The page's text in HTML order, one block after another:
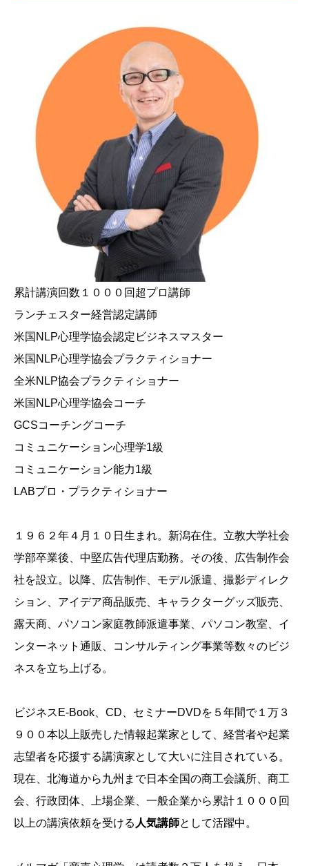
累計講演回数１０００回超プロ講師
ランチェスター経営認定講師
米国NLP心理学協会認定ビジネスマスター
米国NLP心理学協会プラクティショナー
全米NLP協会プラクティショナー
米国NLP心理学協会コーチ
GCSコーチングコーチ
コミュニケーション心理学1級
コミュニケーション能力1級
LABプロ・プラクティショナー
１９６２年４月１０日生まれ。新潟在住。立教大学社会
学部卒業後、中堅広告代理店勤務。その後、広告制作会
社を設立。以降、広告制作、モデル派遣、撮影ディレク
ション、アイデア商品販売、キャラクターグッズ販売、
露天商、パソコン家庭教師派遣事業、パソコン教室、イ
ンターネット通販、コンサルティング事業等数々のビジ
ネスを立ち上げる。
ビジネスE-Book、CD、セミナーDVDを５年間で１万３
９００本以上販売した情報起業家として、経営者や起業
志望者を応援する講演家として大いに注目されている。
現在、北海道から九州まで日本全国の商工会議所、商工
会、行政団体、上場企業、一般企業から累計１０００回
以上の講演依頼を受ける 人気講師として活躍中。